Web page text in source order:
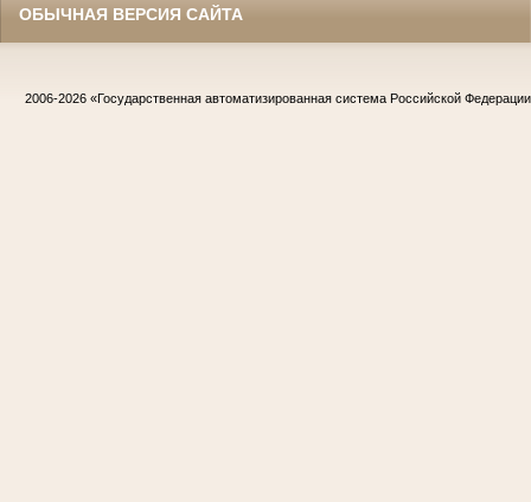
ОБЫЧНАЯ ВЕРСИЯ САЙТА
2006-2026 «Государственная автоматизированная система Российской